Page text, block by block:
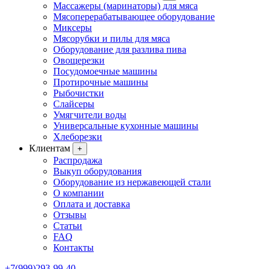
Массажеры (маринаторы) для мяса
Мясоперерабатывающее оборудование
Миксеры
Мясорубки и пилы для мяса
Оборудование для разлива пива
Овощерезки
Посудомоечные машины
Протирочные машины
Рыбочистки
Слайсеры
Умягчители воды
Универсальные кухонные машины
Хлеборезки
Клиентам
+
Распродажа
Выкуп оборудования
Оборудование из нержавеющей стали
О компании
Оплата и доставка
Отзывы
Статьи
FAQ
Контакты